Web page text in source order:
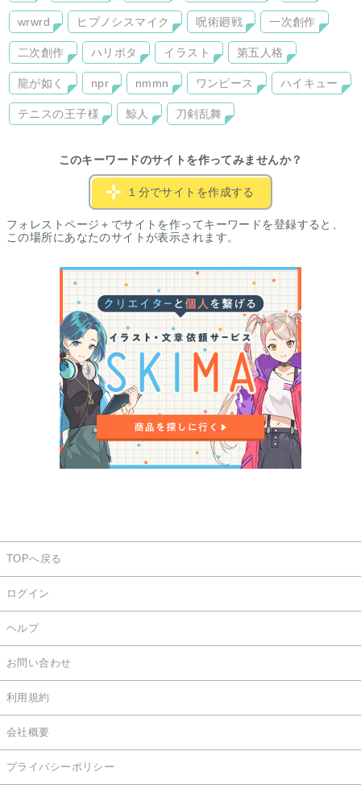
wrwrd ヒプノシスマイク 呪術廻戦 一次創作
二次創作 ハリポタ イラスト 第五人格
龍が如く npr nmmn ワンピース ハイキュー
テニスの王子様 鯨人 刀剣乱舞
このキーワードのサイトを作ってみませんか？
１分でサイトを作成する
フォレストページ＋でサイトを作ってキーワードを登録すると、
この場所にあなたのサイトが表示されます。
TOPへ戻る
ログイン
ヘルプ
お問い合わせ
利用規約
会社概要
プライバシーポリシー